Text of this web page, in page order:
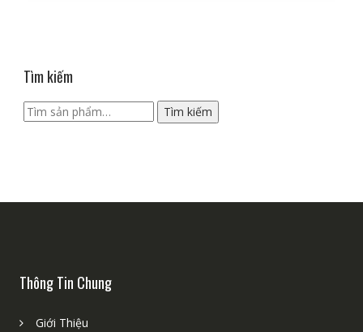
Tìm kiếm
Tìm
kiếm:
Tìm kiếm
Thông Tin Chung
Giới Thiệu